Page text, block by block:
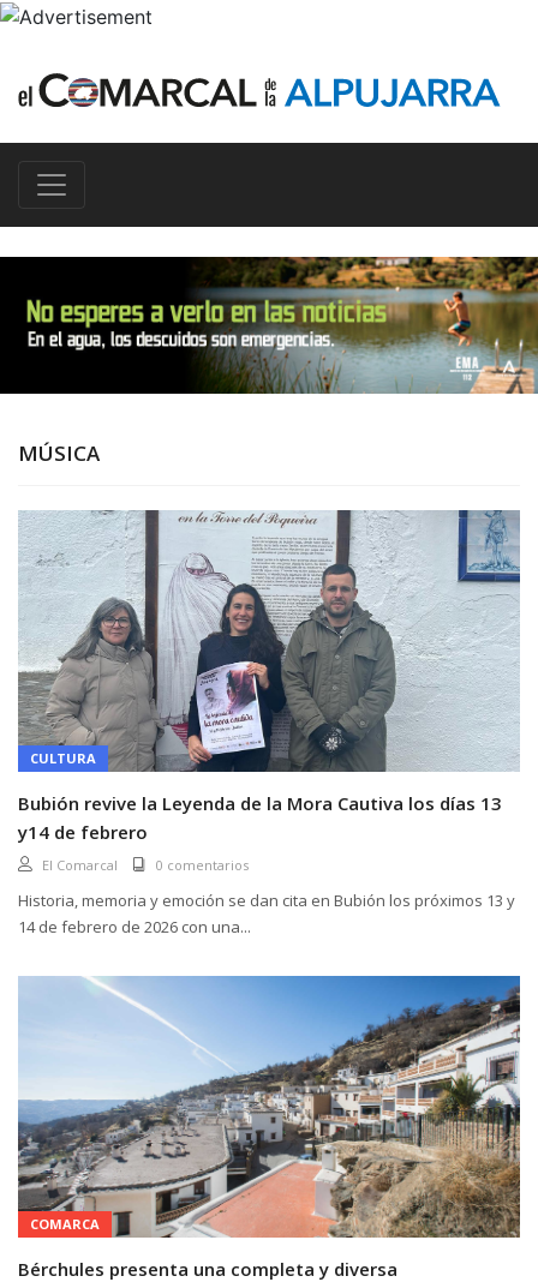
MÚSICA
CULTURA
Bubión revive la Leyenda de la Mora Cautiva los días 13
y14 de febrero
El Comarcal 0 comentarios
Historia, memoria y emoción se dan cita en Bubión los próximos 13 y
14 de febrero de 2026 con una...
COMARCA
Bérchules presenta una completa y diversa